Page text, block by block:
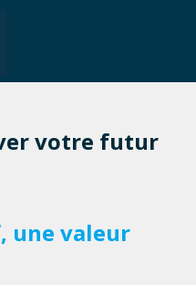
votre futur
une valeur